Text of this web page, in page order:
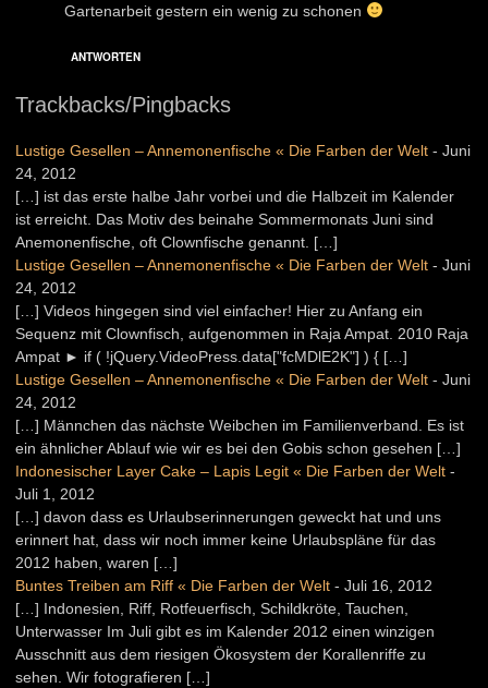
Gartenarbeit gestern ein wenig zu schonen
ANTWORTEN
Trackbacks/Pingbacks
Lustige Gesellen – Annemonenfische « Die Farben der Welt - Juni
24, 2012
[…] ist das erste halbe Jahr vorbei und die Halbzeit im Kalender
ist erreicht. Das Motiv des beinahe Sommermonats Juni sind
Anemonenfische, oft Clownfische genannt. […]
Lustige Gesellen – Annemonenfische « Die Farben der Welt - Juni
24, 2012
[…] Videos hingegen sind viel einfacher! Hier zu Anfang ein
Sequenz mit Clownfisch, aufgenommen in Raja Ampat. 2010 Raja
Ampat ► if ( !jQuery.VideoPress.data["fcMDlE2K"] ) { […]
Lustige Gesellen – Annemonenfische « Die Farben der Welt - Juni
24, 2012
[…] Männchen das nächste Weibchen im Familienverband. Es ist
ein ähnlicher Ablauf wie wir es bei den Gobis schon gesehen […]
Indonesischer Layer Cake – Lapis Legit « Die Farben der Welt -
Juli 1, 2012
[…] davon dass es Urlaubserinnerungen geweckt hat und uns
erinnert hat, dass wir noch immer keine Urlaubspläne für das
2012 haben, waren […]
Buntes Treiben am Riff « Die Farben der Welt - Juli 16, 2012
[…] Indonesien, Riff, Rotfeuerfisch, Schildkröte, Tauchen,
Unterwasser Im Juli gibt es im Kalender 2012 einen winzigen
Ausschnitt aus dem riesigen Ökosystem der Korallenriffe zu
sehen. Wir fotografieren […]